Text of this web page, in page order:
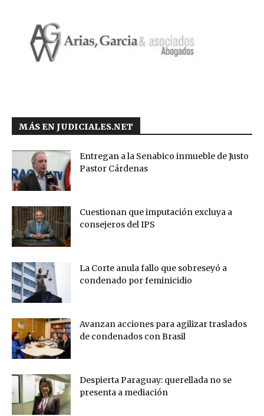
MÁS EN JUDICIALES.NET
Entregan a la Senabico inmueble de Justo
Pastor Cárdenas
Cuestionan que imputación excluya a
consejeros del IPS
La Corte anula fallo que sobreseyó a
condenado por feminicidio
Avanzan acciones para agilizar traslados
de condenados con Brasil
Despierta Paraguay: querellada no se
presenta a mediación